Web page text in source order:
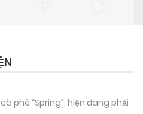
phê “Spring”, hiện đang phải